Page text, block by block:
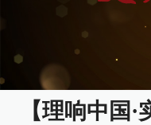
【理响中国